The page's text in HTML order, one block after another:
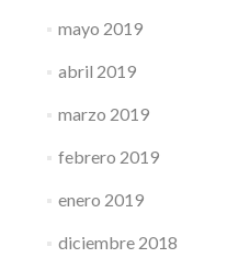
mayo 2019
abril 2019
marzo 2019
febrero 2019
enero 2019
diciembre 2018